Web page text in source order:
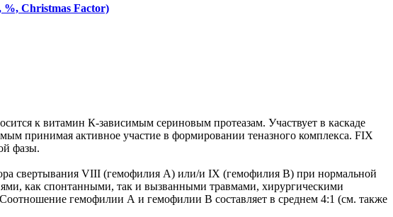
Christmas Factor)
к витамин К-зависимым сериновым протеазам. Участвует в каскаде
принимая активное участие в формировании теназного комплекса. FIX
фазы.
свертывания VIII (гемофилия А) или/и IX (гемофилия В) при нормальной
как спонтанными, так и вызванными травмами, хирургическими
гемофилии А и гемофилии В составляет в среднем 4:1 (см. также